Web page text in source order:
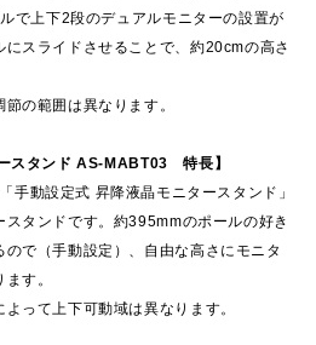
で上下2段のデュアルモニターの設置が
スライドさせることで、約20cmの高さ
の範囲は異なります。
スタンド AS-MABT03 特長】
動設定式 昇降液晶モニタースタンド」
タンドです。約395mmのポールの好き
で（手動設定）、自由な高さにモニタ
す。
って上下可動域は異なります。